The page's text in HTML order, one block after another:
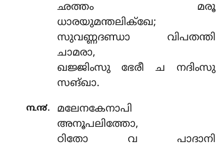
ഛത്തം മരൂ
ധാരയുമന്തലിക്ഖേ;
സുവണ്ണദണ്ഡാ വിപതന്തി
ചാമരാ,
ഖജ്ജിംസു ഭേരീ ച നദിംസു
സങ്ഖാ.
൩൯.
മലേനകേനാപി
അനൂപലിത്തോ,
ഠിതോ വ പാദാനി